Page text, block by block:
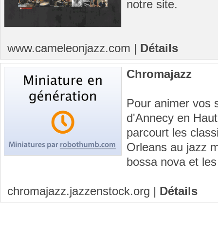
notre site.
www.cameleonjazz.com | Détails
Chromajazz
Pour animer vos
d'Annecy en
parcourt les
Orleans au jazz
bossa nova et
chromajazz.jazzenstock.org | Détails